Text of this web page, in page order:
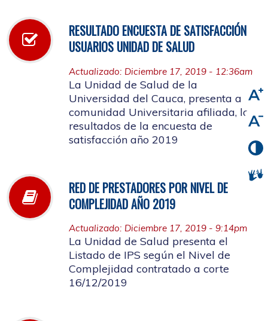
RESULTADO ENCUESTA DE SATISFACCIÓN
USUARIOS UNIDAD DE SALUD
Actualizado: Diciembre 17, 2019 - 12:36am
La Unidad de Salud de la
Universidad del Cauca, presenta a la
comunidad Universitaria afiliada, los
resultados de la encuesta de
satisfacción año 2019
RED DE PRESTADORES POR NIVEL DE
COMPLEJIDAD AÑO 2019
Actualizado: Diciembre 17, 2019 - 9:14pm
La Unidad de Salud presenta el
Listado de IPS según el Nivel de
Complejidad contratado a corte
16/12/2019